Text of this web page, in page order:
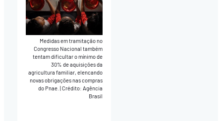
Medidas em tramitação no
Congresso Nacional também
tentam dificultar o mínimo de
30% de aquisições da
agricultura familiar, elencando
novas obrigações nas compras
do Pnae.|Crédito: Agência
Brasil